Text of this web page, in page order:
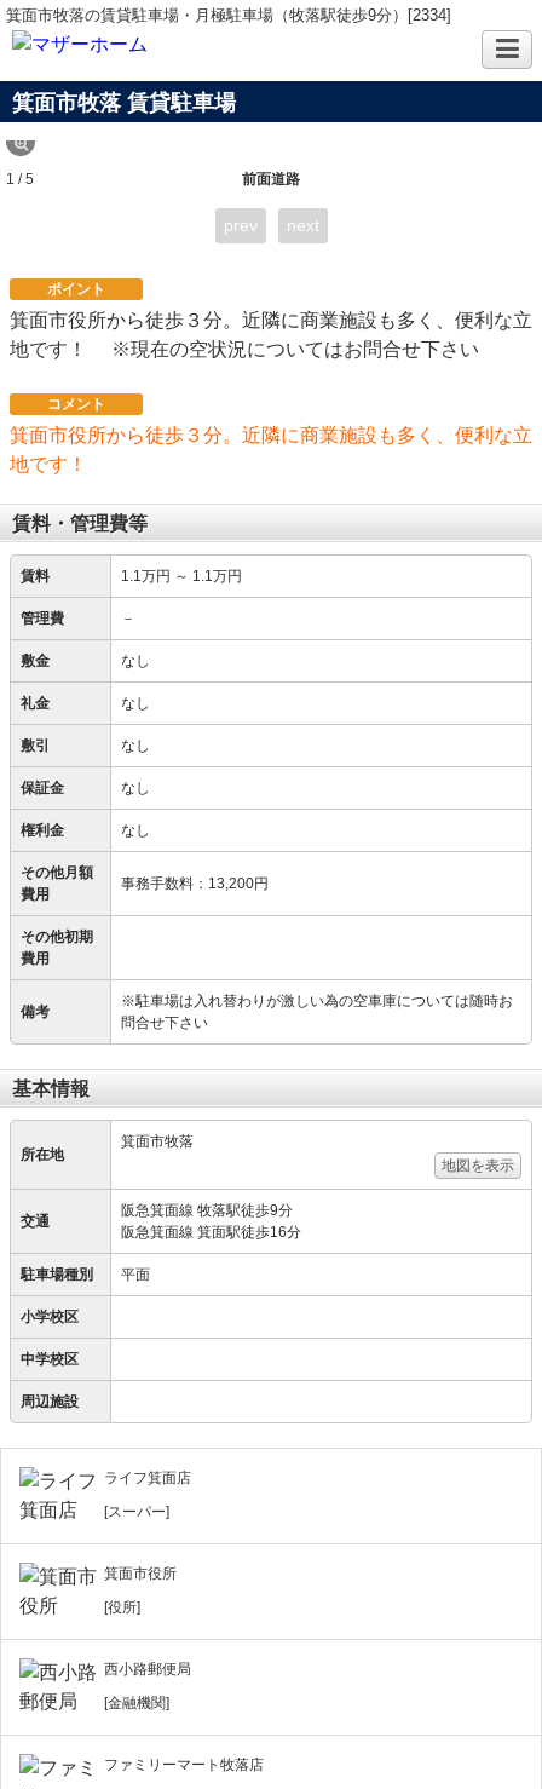
箕面市牧落の賃貸駐車場・月極駐車場（牧落駅徒歩9分）[2334]
箕面市牧落 賃貸駐車場
前面道路
1 / 5
prev next
ポイント
箕面市役所から徒歩３分。近隣に商業施設も多く、便利な立
地です！ ※現在の空状況についてはお問合せ下さい
コメント
箕面市役所から徒歩３分。近隣に商業施設も多く、便利な立
地です！
賃料・管理費等
賃料 1.1万円 ～ 1.1万円
管理費 －
敷金 なし
礼金 なし
敷引 なし
保証金 なし
権利金 なし
その他月額
費用
事務手数料 ： 13,200円
その他初期
費用
備考
※駐車場は入れ替わりが激しい為の空車庫については随時お
問合せ下さい
基本情報
所在地
箕面市牧落
地図を表示
交通
阪急箕面線 牧落駅徒歩9分
阪急箕面線 箕面駅徒歩16分
駐車場種別 平面
小学校区
中学校区
周辺施設
ライフ箕面店
[スーパー]
箕面市役所
[役所]
西小路郵便局
[金融機関]
ファミリーマート牧落店